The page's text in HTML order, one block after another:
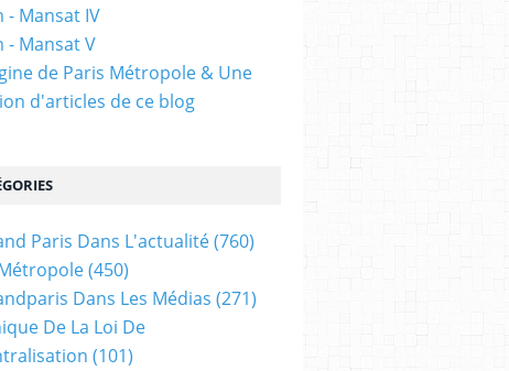
- Mansat IV
- Mansat V
de Paris Métropole & Une
d'articles de ce blog
Paris Dans L'actualité(760)
(450)
Dans Les Médias (271)
De La Loi De
(101)